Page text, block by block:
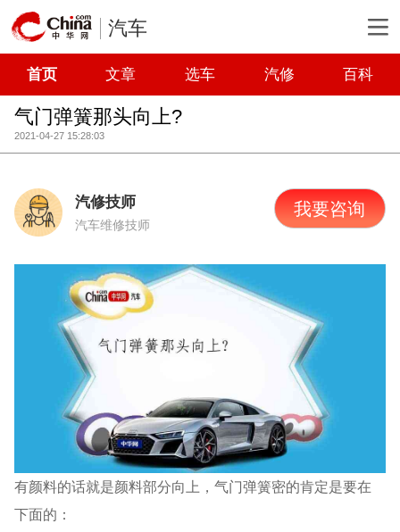
汽车
首页 文章 选车 汽修 百科
气门弹簧那头向上?
2021-04-27 15:28:03
汽修技师
汽车维修技师
我要咨询
有颜料的话就是颜料部分向上，气门弹簧密的肯定是要在
下面的：